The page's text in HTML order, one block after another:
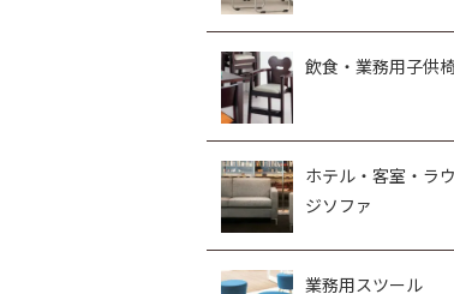
飲食・業務用子供
ホテル・客室・ラ
ジソファ
業務用スツール